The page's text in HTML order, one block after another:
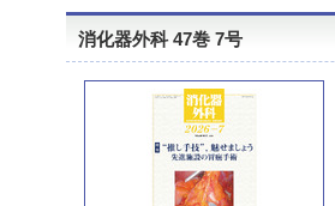
消化器外科 47巻 7号